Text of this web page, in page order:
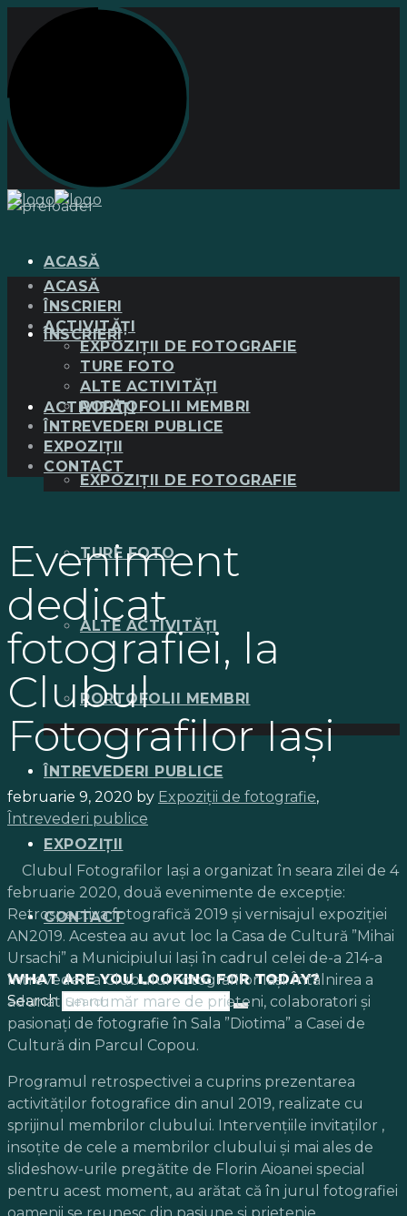
ACASĂ
ÎNSCRIERI
ACTIVITĂȚI
EXPOZIȚII DE FOTOGRAFIE
TURE FOTO
ALTE ACTIVITĂȚI
PORTOFOLII MEMBRI
ÎNTREVEDERI PUBLICE
EXPOZIȚII
CONTACT
WHAT ARE YOU LOOKING FOR TODAY?
Search
ACASĂ
ÎNSCRIERI
ACTIVITĂȚI
EXPOZIȚII DE FOTOGRAFIE
TURE FOTO
ALTE ACTIVITĂȚI
PORTOFOLII MEMBRI
ÎNTREVEDERI PUBLICE
EXPOZIȚII
CONTACT
Eveniment
dedicat
fotografiei, la
Clubul
Fotografilor Iaşi
februarie 9, 2020 by Expoziții de fotografie,
Întrevederi publice
Clubul Fotografilor Iași a organizat în seara zilei de 4
februarie 2020, două evenimente de excepție:
Retrospectiva fotografică 2019 și vernisajul expoziției
AN2019. Acestea au avut loc la Casa de Cultură ”Mihai
Ursachi” a Municipiului Iași în cadrul celei de-a 214-a
întrevederi a Clubului Fotografilor Iași. Întâlnirea a
adunat un număr mare de prieteni, colaboratori și
pasionați de fotografie în Sala ”Diotima” a Casei de
Cultură din Parcul Copou.
Programul retrospectivei a cuprins prezentarea
activităților fotografice din anul 2019, realizate cu
sprijinul membrilor clubului. Intervențiile invitaților ,
insoțite de cele a membrilor clubului și mai ales de
slideshow-urile pregătite de Florin Aioanei special
pentru acest moment, au arătat că în jurul fotografiei